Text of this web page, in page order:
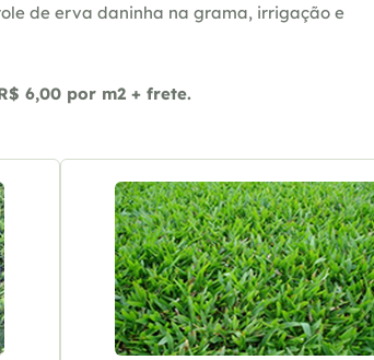
de erva daninha na grama, irrigação e
6,00 por m2 + frete.